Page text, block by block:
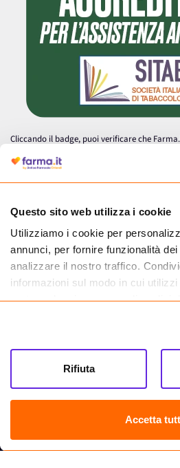
Questo sito web utilizza i cookie
Utilizziamo i cookie per
annunci, per fornire funzionalità
analizzare il nostro traffico.
informazioni sul modo in cui
partner che si occupano di analisi
informazioni che hai fornito loro o
tuo utilizzo dei loro servizi.
Accetta
Rifiuta
Cliccando il badge, puoi verificare che
autorizzata dal Ministero della Salute a
medicinali.
Farma.it S.a.s. P. IVA 07417261216 REA: NA-
CREDITS
Sede legale Via delle Repubbliche Marinare 128,